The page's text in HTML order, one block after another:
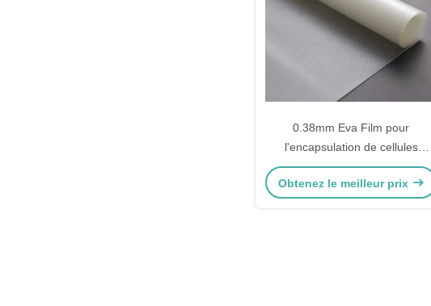
0.38mm Eva Film pour
l'encapsulation de cellules
solaires Fabriqué par in Colorful
Options
Obtenez le meilleur prix